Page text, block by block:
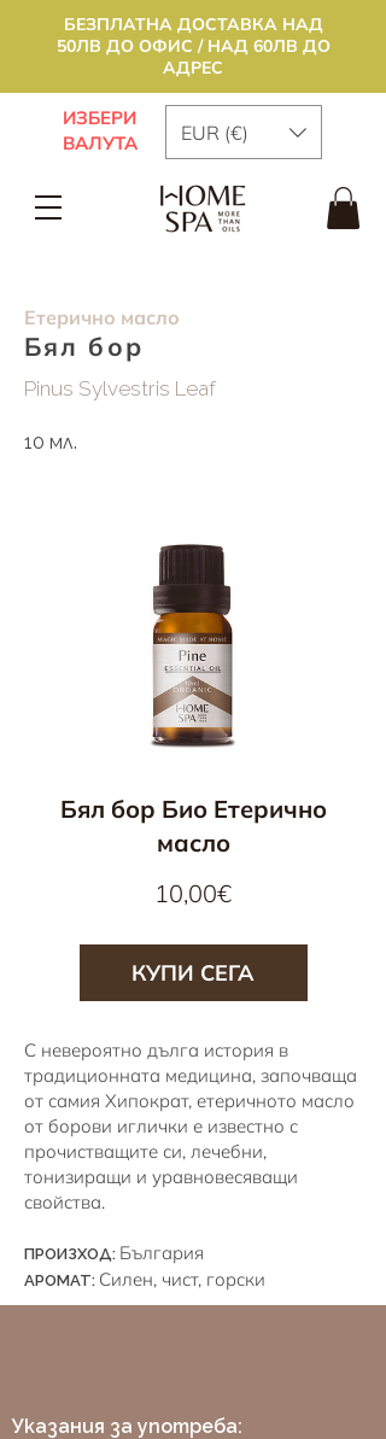
БЕЗПЛАТНА ДОСТАВКА НАД
50ЛВ ДО ОФИС / НАД 60ЛВ ДО
АДРЕС
ИЗБЕРИ
ВАЛУТА
EUR (€)
Етерично масло
Бял бор
Pinus Sylvestris Leaf
10 мл.
Бял бор Био Етерично
масло
10,00€Цена
КУПИ СЕГА
С невероятно дълга история в
традиционната медицина, започваща
от самия Хипократ, етеричното масло
от борови иглички е известно с
прочистващите си, лечебни,
тонизиращи и уравновесяващи
свойства.
ПРОИЗХОД: България
АРОМАТ: Силен, чист, горски
Указания за употреба: